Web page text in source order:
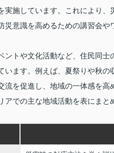
実施しています。これにより
災意識を高めるための講習会
ントや文化活動など、住民同
います。例えば、夏祭りや秋
流を促進し、地域の一体感を高
アでの主な地域活動を表にまと